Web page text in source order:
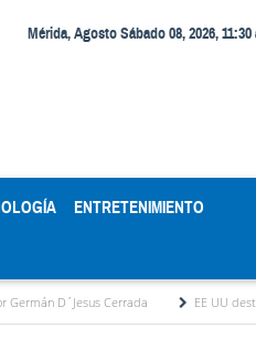
Mérida, Agosto Sábado 08, 2026, 11:30
ENTRETENIMIENTO
EE UU destinará 1.000 millones